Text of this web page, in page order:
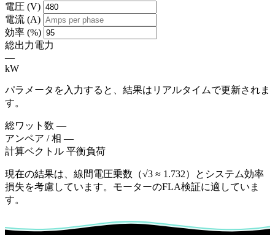
電圧 (V)
電流 (A)
効率 (%)
総出力電力
—
kW
パラメータを入力すると、結果はリアルタイムで更新されま
す。
総ワット数 —
アンペア / 相 —
計算ベクトル 平衡負荷
現在の結果は、線間電圧乗数（√3 ≈ 1.732）とシステム効率
損失を考慮しています。モーターのFLA検証に適していま
す。